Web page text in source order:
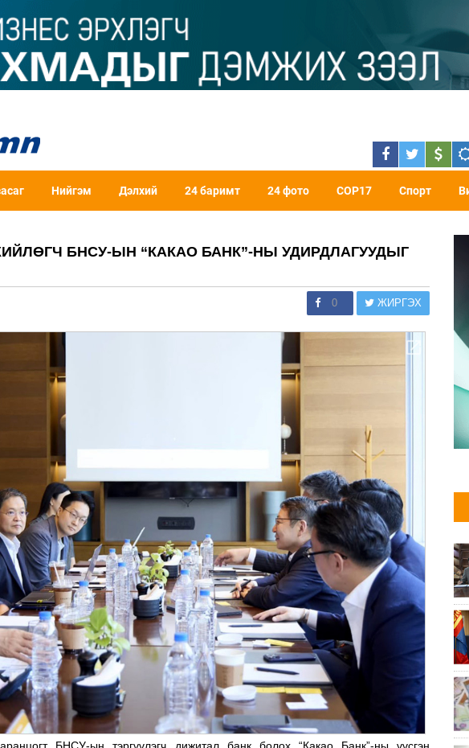
Нийгэм Дэлхий 24 баримт 24 фото COP17 Спорт
БНСУ-ЫН “КАКАО БАНК”-НЫ УДИРДЛАГУУДЫГ
0 ЖИРГЭХ